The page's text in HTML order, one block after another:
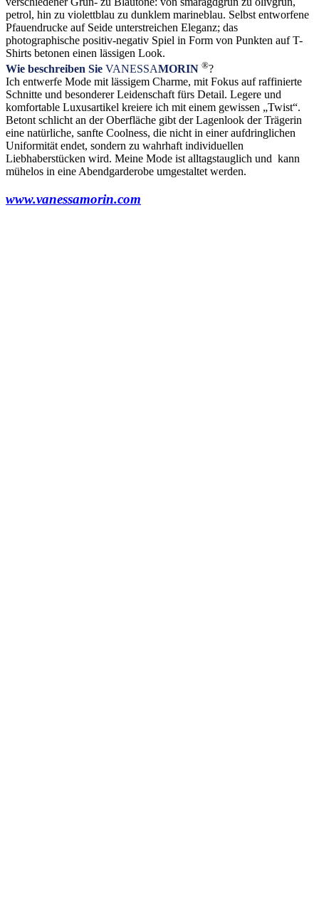
petrol, hin zu violettblau zu dunklem marineblau. Selbst entworfene
Pfauendrucke auf Seide unterstreichen Eleganz; das
photographische positiv-negativ Spiel in Form von Punkten auf T-
Shirts betonen einen lässigen Look.
Wie beschreiben Sie VANESSAMORIN ®?
Ich entwerfe Mode mit lässigem Charme, mit Fokus auf raffinierte
Schnitte und besonderer Leidenschaft fürs Detail. Legere und
komfortable Luxusartikel kreiere ich mit einem gewissen „Twist“.
Betont schlicht an der Oberfläche gibt der Lagenlook der Trägerin
eine natürliche, sanfte Coolness, die nicht in einer aufdringlichen
Uniformität endet, sondern zu wahrhaft individuellen
Liebhaberstücken wird. Meine Mode ist alltagstauglich und kann
mühelos in eine Abendgarderobe umgestaltet werden.
www.vanessamorin.com